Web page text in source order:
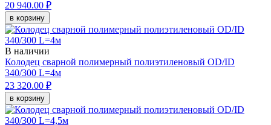
20 940.00 ₽
в корзину
В наличии
Колодец сварной полимерный полиэтиленовый OD/ID
340/300 L=4м
23 320.00 ₽
в корзину